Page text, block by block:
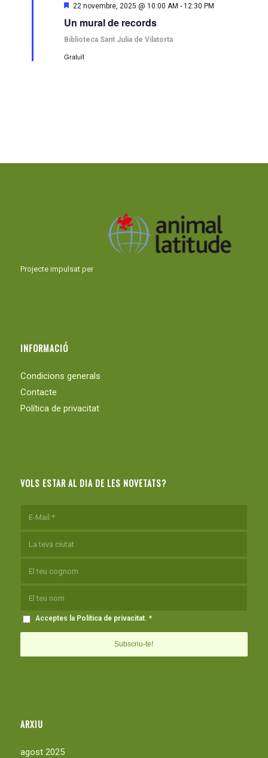
Destacats
22 novembre, 2025 @ 10:00 AM - 12:30 PM
Un mural de records
Biblioteca Sant Julia de Vilatorta
Gratuït
Projecte impulsat per
INFORMACIÓ
Condicions generals
Contacte
Política de privacitat
VOLS ESTAR AL DIA DE LES NOVETATS?
Acceptes la Política de privacitat. *
ARXIU
agost 2025